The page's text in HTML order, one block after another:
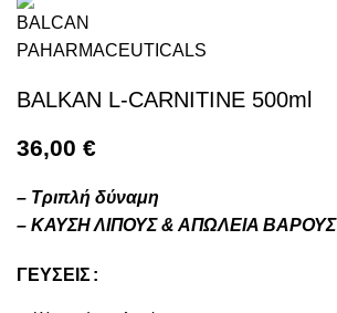
BALKAN L-CARNITINE 500ml
36,00 €
– Τριπλή δύναμη
– ΚΑΥΣΗ ΛΙΠΟΥΣ & ΑΠΩΛΕΙΑ ΒΑΡΟΥΣ
ΓΕΥΣΕΙΣ